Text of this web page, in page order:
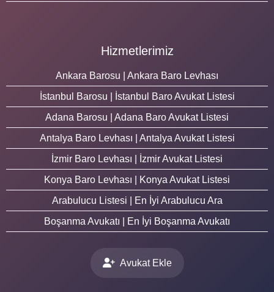
Hizmetlerimiz
Ankara Barosu | Ankara Baro Levhası
İstanbul Barosu | İstanbul Baro Avukat Listesi
Adana Barosu | Adana Baro Avukat Listesi
Antalya Baro Levhası | Antalya Avukat Listesi
İzmir Baro Levhası | İzmir Avukat Listesi
Konya Baro Levhası | Konya Avukat Listesi
Arabulucu Listesi | En İyi Arabulucu Ara
Boşanma Avukatı | En İyi Boşanma Avukatı
Avukat Ekle